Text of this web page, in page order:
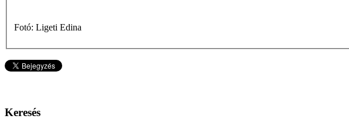
Fotó: Ligeti Edina
Keresés